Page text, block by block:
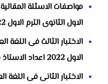
مواصفات الاسئلة
الاول الثانوى الترم الاول 2022
الاختبار الثالث فى اللغة
الاول 2022 اعداد الاستاذ مصطفى الاحمدى
الاختبار الثانى فى اللغة